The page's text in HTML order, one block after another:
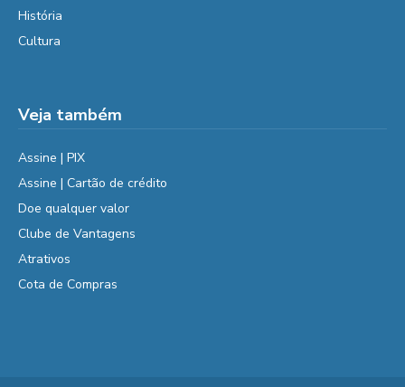
História
Cultura
Veja também
Assine | PIX
Assine | Cartão de crédito
Doe qualquer valor
Clube de Vantagens
Atrativos
Cota de Compras